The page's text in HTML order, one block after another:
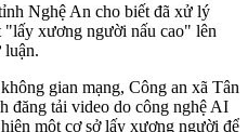
Nghệ An cho biết đã xử lý
"lấy xương người nấu cao" lên
luận.
gian mạng, Công an xã Tân
đăng tải video do công nghệ AI
một cơ sở lấy xương người để